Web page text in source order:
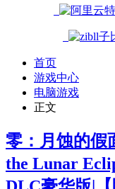
首页
游戏中心
电脑游戏
正文
零：月蚀的假
the Lunar